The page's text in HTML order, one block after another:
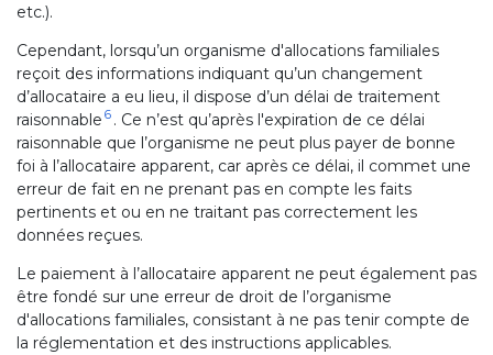
etc.).
Cependant, lorsqu’un organisme d'allocations familiales
reçoit des informations indiquant qu’un changement
d’allocataire a eu lieu, il dispose d’un délai de traitement
raisonnable 6 . Ce n’est qu’après l'expiration de ce délai
raisonnable que l’organisme ne peut plus payer de bonne
foi à l’allocataire apparent, car après ce délai, il commet une
erreur de fait en ne prenant pas en compte les faits
pertinents et ou en ne traitant pas correctement les
données reçues.
Le paiement à l’allocataire apparent ne peut également pas
être fondé sur une erreur de droit de l’organisme
d'allocations familiales, consistant à ne pas tenir compte de
la réglementation et des instructions applicables.